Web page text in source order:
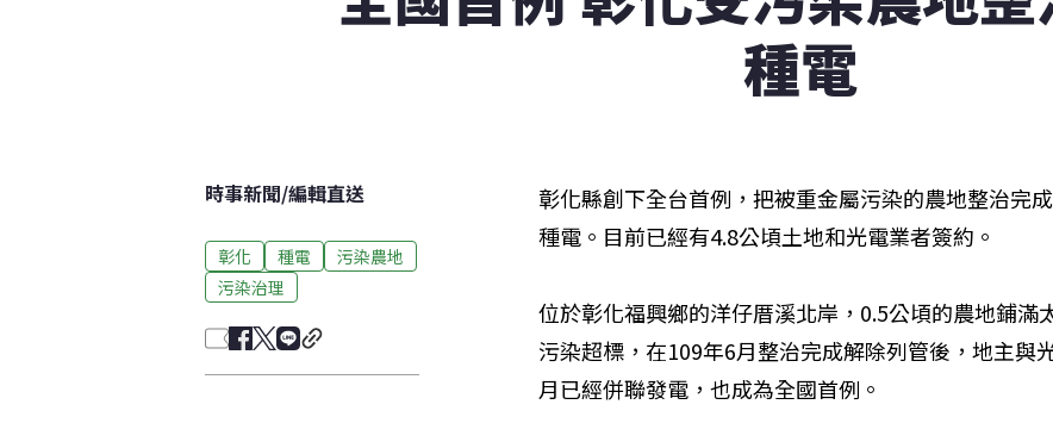
種電
時事新聞/編輯直送
彰化 種電
污染農地
污染治理
彰化縣創下全台首例，把被重金屬污染的農地整治完
種電。目前已經有4.8公頃土地和光電業者簽約。
位於彰化福興鄉的洋仔厝溪北岸，0.5公頃的農地鋪滿
污染超標，在109年6月整治完成解除列管後，地主與
月已經併聯發電，也成為全國首例。